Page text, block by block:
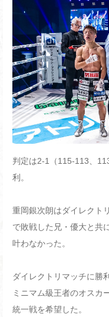
判定は2-1（115-113、
利。
重岡銀次朗はダイレクト
で敗戦した兄・優大と共
叶わなかった。
ダイレクトリマッチに勝
ミニマム級王者のオスカ
統一戦を希望した。